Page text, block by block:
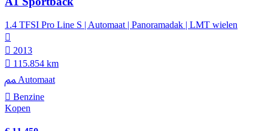
1.4 TFSI Pro Line S | Automaat | Panoramadak | LMT wielen
2013
115.854 km
Automaat
Benzine
Kopen